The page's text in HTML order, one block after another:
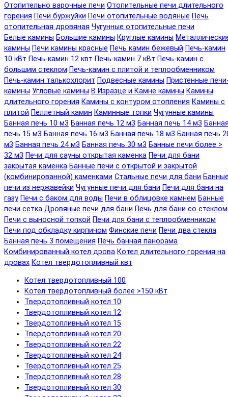
Отопительно варочные печи Отопительные печи длительного
горения Печи буржуйки Печи отопительные водяные Печь
отопительная дровяная Чугунные отопительные печи
Белые камины Большие камины Круглые камины
камины Печи камины красные Печь камин бежевый Печь-камин
10 кВт Печь-камин 12 квт Печь-камин 7 кВт Печь-камин с
большим стеклом Печь-камин с плитой и теплообменником
Печь-камин талькохлорит Подвесные камины Пристенные
камины Угловые камины В Изразце и Камне камины Камины
длительного горения Камины с контуром отопления Камины с
плитой Пеллетный камин Каминные топки Чугунные камины
Банная печь 10 м3 Банная печь 12 м3 Банная печь 14 м3
печь 15 м3 Банная печь 16 м3 Банная печь 18 м3 Банная печь
м3 Банная печь 24 м3 Банная печь 30 м3 Банные печи более >
32 м3 Печи для сауны открытая каменка Печи для бани
закрытая каменка Банные печи с открытой и закрытой
(комбинированной) каменками Стальные печи для бани
печи из нержавейки Чугунные печи для бани Печи для бани на
газу Печи с баком для воды Печи в облицовке камнем Банные
печи сетка Дровяные печи для бани Печь для бани со стеклом
Печи с выносной топкой Печи для бани с теплообменником
Печи под обкладку кирпичом Финские печи Печи два стекла
Банная печь 3 помещения Печь банная панорама
Комбинированный котел дрова Котел длительного горения на
дровах Котел твердотопливный квт
Котел твердотопливный 100
Котел твердотопливный более >150 кВт
Твердотопливный котел 10
Твердотопливный котел 12
Твердотопливный котел 15
Твердотопливный котел 20
Твердотопливный котел 22
Твердотопливный котел 24
Твердотопливный котел 25
Твердотопливный котел 28
Твердотопливный котел 30